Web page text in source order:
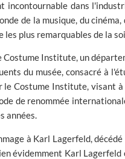
incontournable dans
de la musique, du
plus remarquables de la
Costume Institute, un
du musée, consacré à
le Costume Institute, visant
de renommée
années.
à Karl Lagerfeld,
évidemment Karl